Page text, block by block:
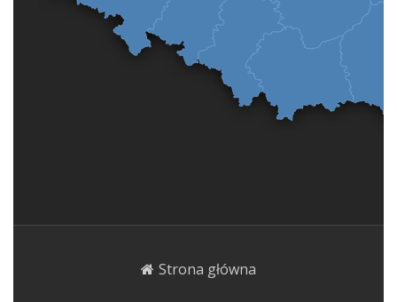
Strona główna